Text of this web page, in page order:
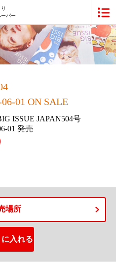
パー
06-01 ON SALE
ISSUE JAPAN504号
01 発売
場所